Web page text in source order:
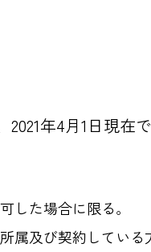
年4月1日現在
した場合に限る。
属及び契約している